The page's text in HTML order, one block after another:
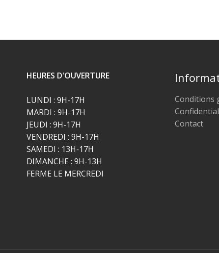
HEURES D'OUVERTURE
LUNDI : 9H-17H
MARDI : 9H-17H
JEUDI : 9H-17H
VENDREDI : 9H-17H
SAMEDI : 13H-17H
DIMANCHE : 9H-13H
FERME LE MERCREDI
Conditions
Contact